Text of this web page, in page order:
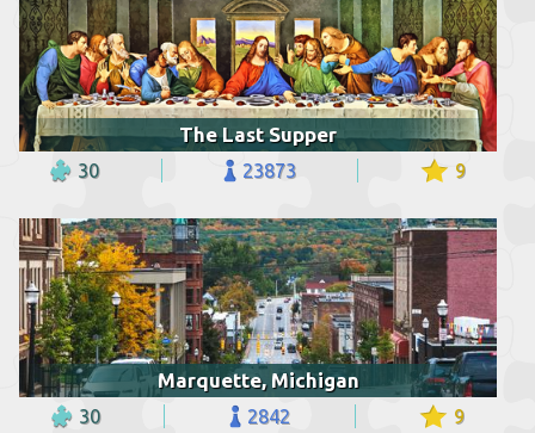
The Last Supper
30 23873 9
Marquette, Michigan
30 2842 9